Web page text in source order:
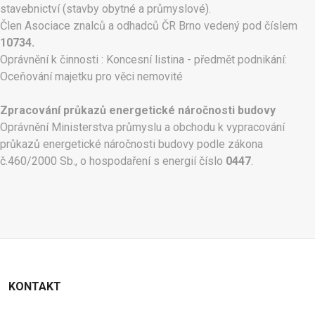
stavebnictví (stavby obytné a průmyslové).
Člen Asociace znalců a odhadců ČR Brno vedený pod číslem
10734.
Oprávnění k činnosti : Koncesní listina - předmět podnikání:
Oceňování majetku pro věci nemovité
Zpracování průkazů energetické náročnosti budovy
Oprávnění Ministerstva průmyslu a obchodu k vypracování
průkazů energetické náročnosti budovy podle zákona
č.460/2000 Sb., o hospodaření s energií číslo 0447.
KONTAKT